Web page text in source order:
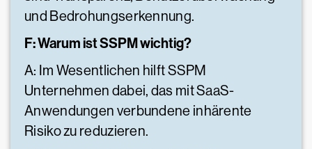
und Bedrohungserkennung.
F: Warum ist SSPM wichtig?
A: Im Wesentlichen hilft SSPM
Unternehmen dabei, das mit SaaS-
Anwendungen verbundene inhärente
Risiko zu reduzieren.